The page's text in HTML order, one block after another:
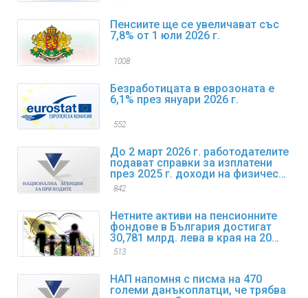
Пенсиите ще се увеличават със
7,8% от 1 юли 2026 г.
1008
Безработицата в еврозоната е
6,1% през януари 2026 г.
552
До 2 март 2026 г. работодателите
подават справки за изплатени
през 2025 г. доходи на физически
лица
842
Нетните активи на пенсионните
фондове в България достигат
30,781 млрд. лева в края на 2025
г.
513
НАП напомня с писма на 470
големи данъкоплатци, че трябва